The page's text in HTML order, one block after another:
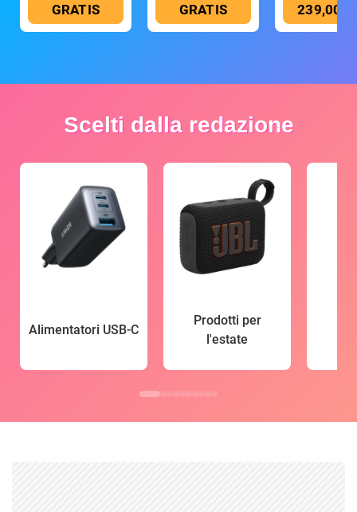
GRATIS GRATIS 239,00 €
Scelti dalla redazione
Alimentatori USB-C
Prodotti per
l'estate